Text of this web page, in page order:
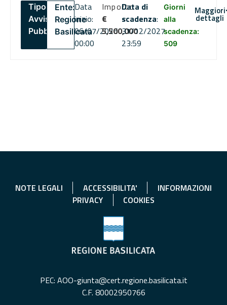
Tipo:
Avviso
Pubblico
Ente:
Regione
Basilicata
Data
inizio:
06/07/2026
00:00
Importo
€
5,500,000
Data di
scadenza:
31/12/2027
23:59
Giorni
alla
scadenza:
509
Maggiori
dettagli
NOTE LEGALI ACCESSIBILITA'
INFORMAZIONI
PRIVACY
COOKIES
PEC: AOO-giunta@cert.regione.basilicata.it
C.F. 80002950766